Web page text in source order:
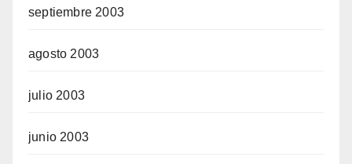
septiembre 2003
agosto 2003
julio 2003
junio 2003